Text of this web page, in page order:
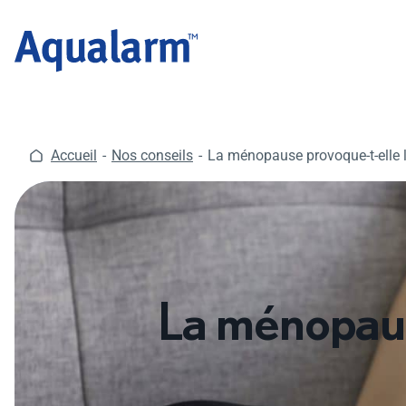
contenu
Accueil Nos conseils La ménopause provoque-t-
La